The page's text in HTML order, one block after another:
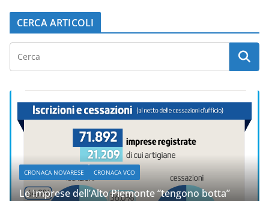
CERCA ARTICOLI
CRONACA NOVARESE CRONACA VCO
Le Imprese dell’Alto Piemonte “tengono botta”